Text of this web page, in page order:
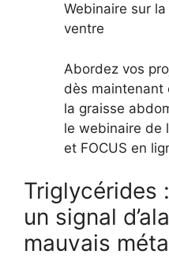
Webinaire sur
ventre
Abordez vos
dès maintenant
la graisse
le webinaire de
et FOCUS en
Triglycérides
un signal
mauvais